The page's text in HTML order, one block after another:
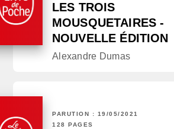
LES TROIS
MOUSQUETAIRES -
NOUVELLE ÉDITION
Alexandre Dumas
PARUTION : 19/05/2021
128 PAGES